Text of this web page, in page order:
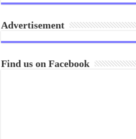
Advertisement
Find us on Facebook